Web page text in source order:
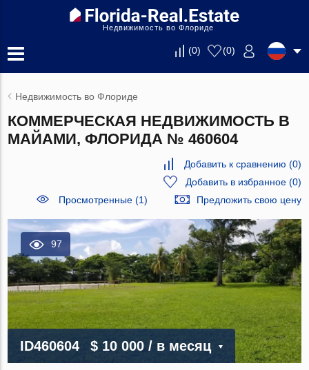
Недвижимость во Флориде
(0) (0)
Недвижимость во Флориде
КОММЕРЧЕСКАЯ НЕДВИЖИМОСТЬ В
МАЙАМИ, ФЛОРИДА № 460604
Добавить к сравнению (0)
Добавить в избранное(0)
Просмотренные (1)
Предложить свою цену
97
ID460604 $ 10 000/ в месяц